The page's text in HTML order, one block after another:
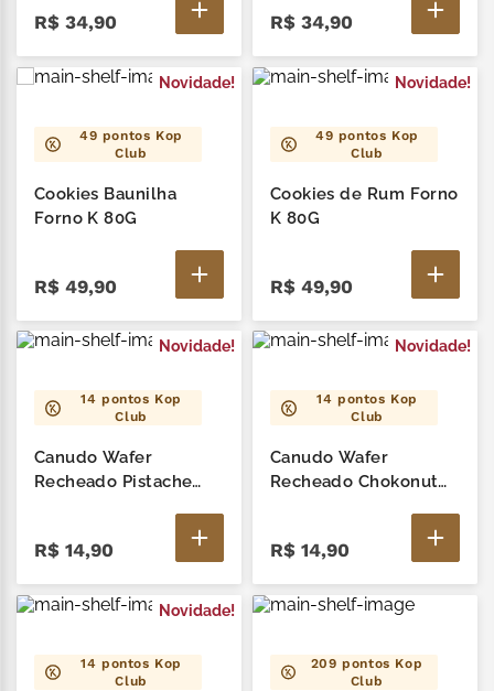
R$ 34,90 R$ 34,90
Novidade!
49 pontos Kop
Club
Cookies Baunilha
Forno K 80G
R$ 49,90
Novidade!
49 pontos Kop
Club
Cookies de Rum Forno
K 80G
R$ 49,90
Novidade!
14 pontos Kop
Club
Canudo Wafer
Recheado Pistache
R$ 14,90
Novidade!
14 pontos Kop
Club
Canudo Wafer
Recheado Chokonut
R$ 14,90
Novidade!
14 pontos Kop
Club
209 pontos Kop
Club